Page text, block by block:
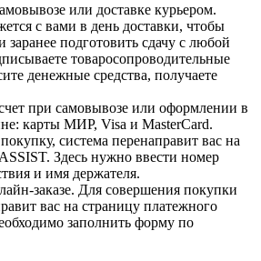
или доставке курьером.
с вами в день доставки, чтобы
заранее подготовить сдачу с любой
товаросопроводительные
денежные средства, получаете
при самовывозе или оформлении в
карты МИР, Visa и MasterCard.
система перенаправит вас на
Здесь нужно ввести номер
и имя держателя.
заказе. Для совершения покупки
вас на страницу платежного
заполнить форму по